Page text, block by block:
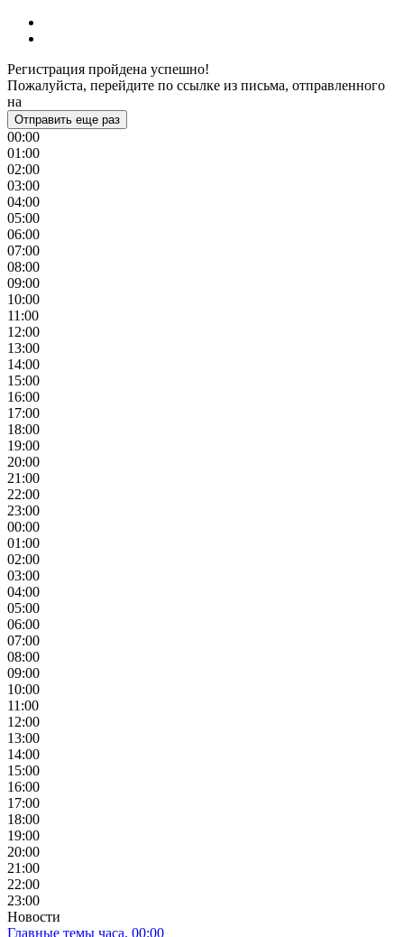
Регистрация пройдена успешно!
Пожалуйста, перейдите по ссылке из письма, отправленного
на
Отправить еще раз
00:00
01:00
02:00
03:00
04:00
05:00
06:00
07:00
08:00
09:00
10:00
11:00
12:00
13:00
14:00
15:00
16:00
17:00
18:00
19:00
20:00
21:00
22:00
23:00
00:00
01:00
02:00
03:00
04:00
05:00
06:00
07:00
08:00
09:00
10:00
11:00
12:00
13:00
14:00
15:00
16:00
17:00
18:00
19:00
20:00
21:00
22:00
23:00
Новости
Главные темы часа. 00:00